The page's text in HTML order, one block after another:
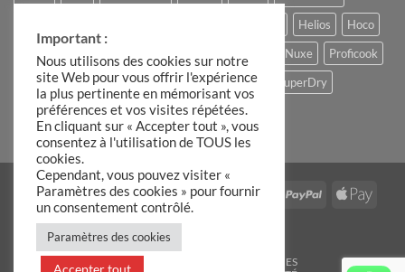
Helios
Hoco
Hugo Boss
Lacoste Louis Varel Moulinex Nuxe
Proficook
Remington
Roberto Cavalli Slike Storck
SuperDry
The Candle Factory
Ulric de Varens
Visa MasterCardStripe IDeal
AmericanPayPal
Apple
BLOG
MENTIONS LÉGALES
Important :
Nous utilisons des cookies sur notre
site Web pour vous offrir l'expérience
la plus pertinente en mémorisant vos
préférences et vos visites répétées.
En cliquant sur « Accepter tout », vous
consentez à l'utilisation de TOUS les
cookies.
Cependant, vous pouvez visiter «
Paramètres des cookies » pour fournir
un consentement contrôlé.
Paramètres des cookies
Accepter tout